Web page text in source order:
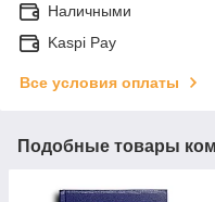
Наличными
Kaspi Pay
Все условия оплаты
Подобные товары